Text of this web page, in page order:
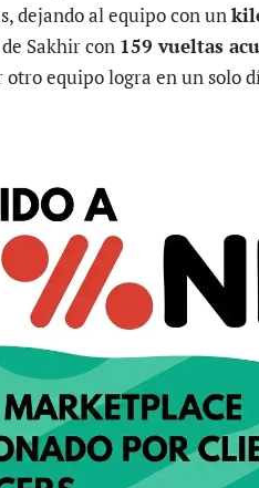
dejando al equipo con un
Sakhir con 159 vueltas
equipo logra en un solo